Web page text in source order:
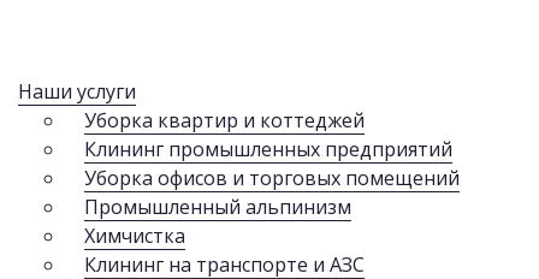
Наши услуги
Уборка квартир и коттеджей
Клининг промышленных предприятий
Уборка офисов и торговых помещений
Промышленный альпинизм
Химчистка
Клининг на транспорте и АЗС